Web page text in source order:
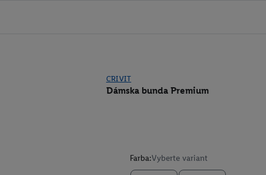
CRIVIT
Dámska bunda Premium
Farba:Vyberte variant